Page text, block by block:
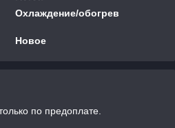
Охлаждение/обогрев
Новое
по предоплате.